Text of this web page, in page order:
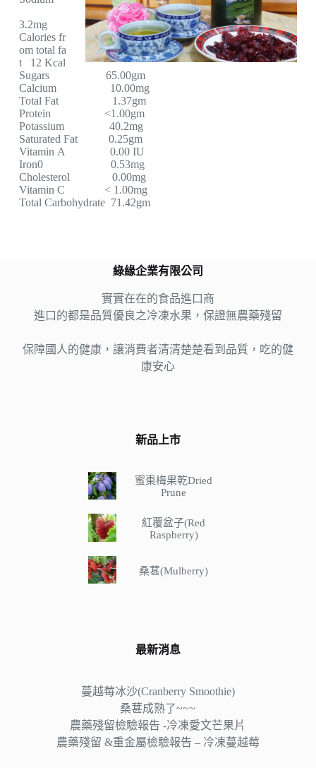
3.2mg
Calories fr
om total fa
t 12 Kcal
Sugars 65.00gm
Calcium 10.00mg
Total Fat 1.37gm
Protein <1.00gm
Potassium 40.2mg
Saturated Fat 0.25gm
Vitamin A 0.00 IU
Iron0 0.53mg
Cholesterol 0.00mg
Vitamin C < 1.00mg
Total Carbohydrate 71.42gm
綠緣企業有限公司
實實在在的食品進口商
進口的都是品質優良之冷凍水果，保證無農藥殘留
保障國人的健康，讓消費者清清楚楚看到品質，吃的健
康安心
新品上市
蜜棗梅果乾Dried
Prune
紅覆盆子(Red
Raspberry)
桑葚(Mulberry)
最新消息
蔓越莓冰沙(Cranberry Smoothie)
桑葚成熟了~~~
農藥殘留檢驗報告 -冷凍愛文芒果片
農藥殘留 &重金屬檢驗報告 – 冷凍蔓越莓